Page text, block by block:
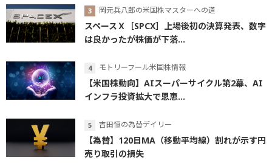
岡元兵八郎の米国株マスターへの道
スペースＸ［SPCX］上場後初の決算発表、数字
は良かったが株価が下落...
モトリーフール米国株情報
【米国株動向】AIスーパーサイクル第2幕、AI
インフラ投資拡大で恩恵...
吉田恒の為替デイリー
【為替】120日MA（移動平均線）割れが示す円
売り取引の損失